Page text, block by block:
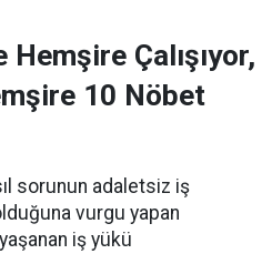
Çalışıyor,
10 Nöbet
sorunun adaletsiz iş
vurgu yapan
iş yükü